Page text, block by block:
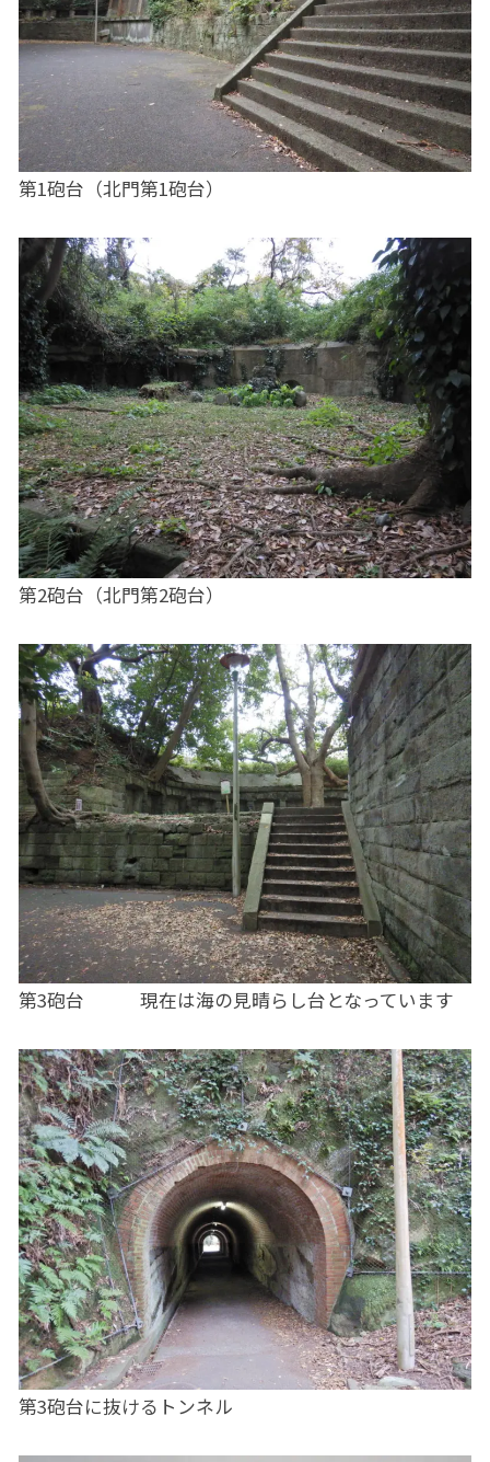
第1砲台（北門第1砲台）
第2砲台（北門第2砲台）
第3砲台 現在は海の見晴らし台となっています
第3砲台に抜けるトンネル